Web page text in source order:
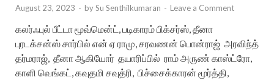
August 23, 2023 - bySu Senthilkumaran - Leave a Comment
கலர்ஃபுல் பீட்டா மூவ்மென்ட், படிகாரம் பிக்சர்ஸ், தீனா
புரடக்சன்ஸ் சார்பில் என் ஏ ராமு, சரவணன் பொன்ராஜ் அரவிந்த்
தர்மராஜ், தீனா ஆகியோர் தயாரிப்பில் ராம் அருண் காஸ்ட்ரோ,
காளி வெங்கட், கவுதமி சவுத்ரி, பிச்சைக்காரன் மூர்த்தி,